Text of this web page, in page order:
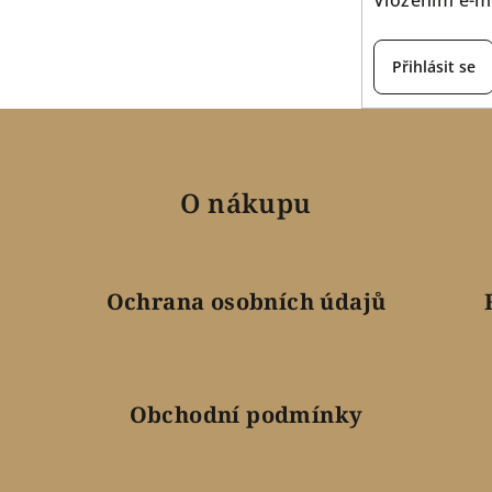
Přihlásit se
O nákupu
Ochrana osobních údajů
Obchodní podmínky